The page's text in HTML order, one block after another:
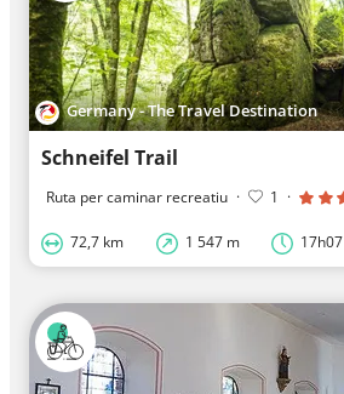
Germany - The Travel Destination
Schneifel Trail
Ruta per caminar recreatiu · 1 ·
72,7 km 1 547 m 17h07